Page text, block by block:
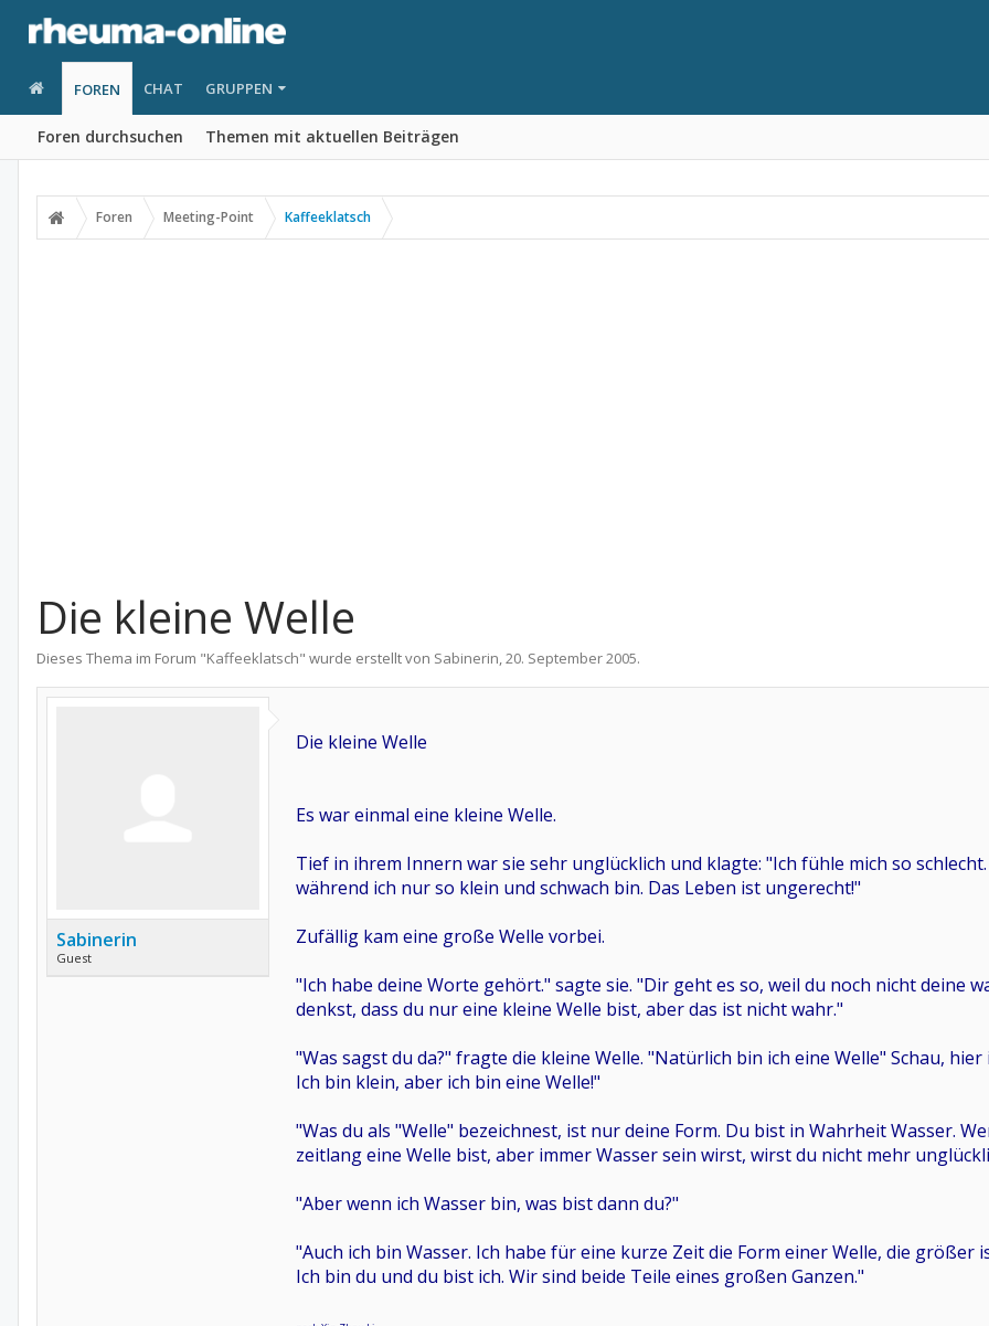
FOREN
Foren durchsuchen Themen mit aktuellen Beiträgen
CHAT GRUPPEN
Foren Meeting-Point Kaffeeklatsch
Die kleine Welle
Dieses Thema im Forum "Kaffeeklatsch" wurde erstellt von Sabinerin,20. September 2005.
Sabinerin
Guest
Die kleine Welle
Es war einmal eine kleine Welle.
Tief in ihrem Innern war sie sehr unglücklich und klagte: "Ich fühle mich so
während ich nur so klein und schwach bin. Das Leben ist ungerecht!"
Zufällig kam eine große Welle vorbei.
"Ich habe deine Worte gehört." sagte sie. "Dir geht es so, weil du noch nicht deine
denkst, dass du nur eine kleine Welle bist, aber das ist nicht wahr."
"Was sagst du da?" fragte die kleine Welle. "Natürlich bin ich eine Welle" Schau,
Ich bin klein, aber ich bin eine Welle!"
"Was du als "Welle" bezeichnest, ist nur deine Form. Du bist in Wahrheit Wasser.
zeitlang eine Welle bist, aber immer Wasser sein wirst, wirst du nicht mehr
"Aber wenn ich Wasser bin, was bist dann du?"
"Auch ich bin Wasser. Ich habe für eine kurze Zeit die Form einer Welle, die größer
Ich bin du und du bist ich. Wir sind beide Teile eines großen Ganzen."